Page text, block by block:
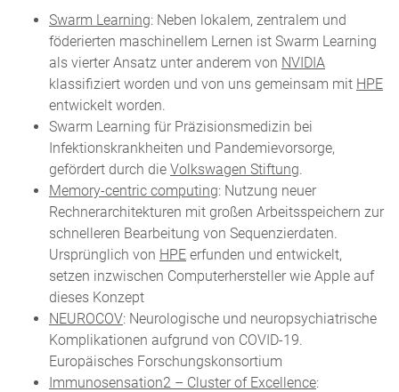
Swarm Learning: Neben lokalem, zentralem und
föderierten maschinellem Lernen ist Swarm Learning
als vierter Ansatz unter anderem von NVIDIA
klassifiziert worden und von uns gemeinsam mit HPE
entwickelt worden.
Swarm Learning für Präzisionsmedizin bei
Infektionskrankheiten und Pandemievorsorge,
gefördert durch die Volkswagen Stiftung.
Memory-centric computing: Nutzung neuer
Rechnerarchitekturen mit großen Arbeitsspeichern zur
schnelleren Bearbeitung von Sequenzierdaten.
Ursprünglich von HPE erfunden und entwickelt,
setzen inzwischen Computerhersteller wie Apple auf
dieses Konzept
NEUROCOV: Neurologische und neuropsychiatrische
Komplikationen aufgrund von COVID-19.
Europäisches Forschungskonsortium
Immunosensation2 – Cluster of Excellence: